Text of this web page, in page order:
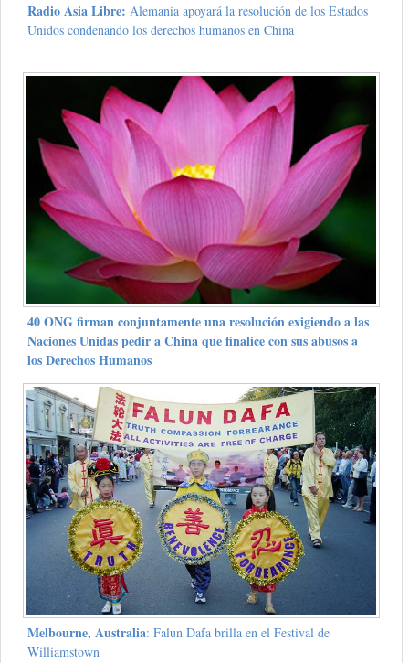
Radio Asia Libre: Alemania apoyará la resolución de los Estados
Unidos condenando los derechos humanos en China
40 ONG firman conjuntamente una resolución exigiendo a las
Naciones Unidas pedir a China que finalice con sus abusos a
los Derechos Humanos
Melbourne, Australia: Falun Dafa brilla en el Festival de
Williamstown